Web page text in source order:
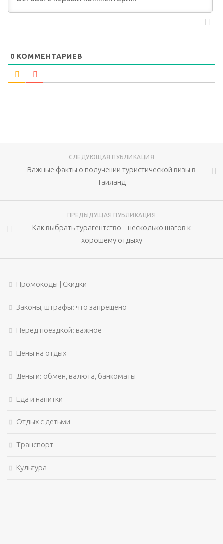
0 КОММЕНТАРИЕВ
СЛЕДУЮЩАЯ ПУБЛИКАЦИЯ
Важные факты о получении туристической визы в
Таиланд
ПРЕДЫДУЩАЯ ПУБЛИКАЦИЯ
Как выбрать турагентство – несколько шагов к
хорошему отдыху
Промокоды | Скидки
Законы, штрафы: что запрещено
Перед поездкой: важное
Цены на отдых
Деньги: обмен, валюта, банкоматы
Еда и напитки
Отдых с детьми
Транспорт
Культура